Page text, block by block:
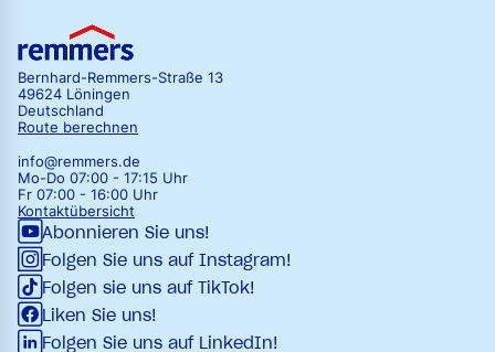
Bernhard-Remmers-Straße 13
49624 Löningen
Deutschland
Route berechnen
info@remmers.de
Mo-Do 07:00 - 17:15 Uhr
Fr 07:00 - 16:00 Uhr
Kontaktübersicht
Abonnieren Sie uns!
Folgen Sie uns auf Instagram!
Folgen sie uns auf TikTok!
Liken Sie uns!
Folgen Sie uns auf LinkedIn!